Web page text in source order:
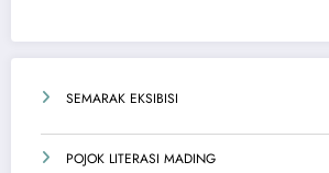
SEMARAK EKSIBISI
POJOK LITERASI MADING